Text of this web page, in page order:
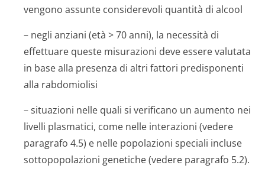
vengono assunte considerevoli quantità di alcool
– negli anziani (età > 70 anni), la necessità di
effettuare queste misurazioni deve essere valutata
in base alla presenza di altri fattori predisponenti
alla rabdomiolisi
– situazioni nelle quali si verificano un aumento nei
livelli plasmatici, come nelle interazioni (vedere
paragrafo 4.5) e nelle popolazioni speciali incluse
sottopopolazioni genetiche (vedere paragrafo 5.2).